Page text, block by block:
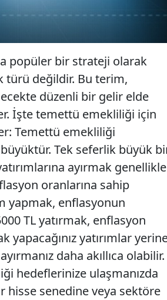
popüler bir strateji olarak
türü değildir. Bu terim,
düzenli bir gelir elde
İşte temettü emekliliği için
Temettü emekliliği
Tek seferlik büyük
ayırmak genellikle
oranlarına sahip
yapmak, enflasyonun
TL yatırmak, enflasyon
yatırımlar
daha akıllıca olabilir.
hedeflerinize ulaşmanızda
hisse senedine veya sektöre